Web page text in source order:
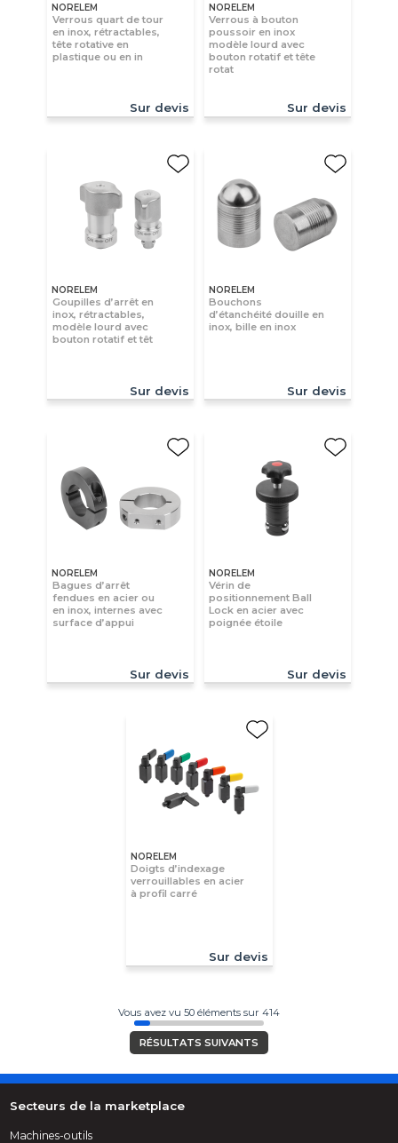
NORELEM
Verrous quart de tour
en inox, rétractables,
tête rotative en
plastique ou en in
Sur devis
NORELEM
Verrous à bouton
poussoir en inox
modèle lourd avec
bouton rotatif et tête
rotat
Sur devis
NORELEM
Goupilles d’arrêt en
inox, rétractables,
modèle lourd avec
bouton rotatif et têt
Sur devis
NORELEM
Bouchons
d’étanchéité douille en
inox, bille en inox
Sur devis
NORELEM
Bagues d’arrêt
fendues en acier ou
en inox, internes avec
surface d’appui
Sur devis
NORELEM
Vérin de
positionnement Ball
Lock en acier avec
poignée étoile
Sur devis
NORELEM
Doigts d’indexage
verrouillables en acier
à profil carré
Sur devis
Vous avez vu 50 éléments sur 414
RÉSULTATS SUIVANTS
Secteurs de la marketplace
Machines-outils